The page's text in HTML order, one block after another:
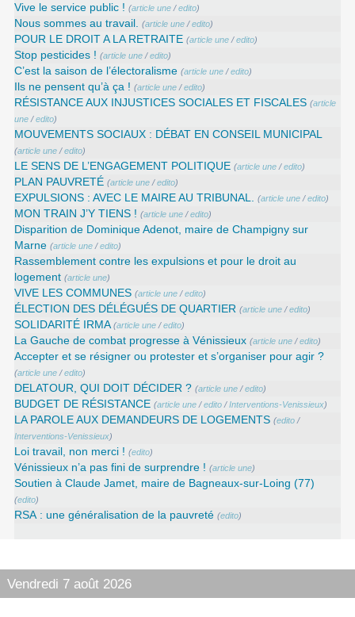
Vive le service public ! (article une /edito)
Nous sommes au travail. (article une /edito)
POUR LE DROIT A LA RETRAITE (article une /edito)
Stop pesticides ! (article une /edito)
C’est la saison de l’électoralisme (article une /edito)
Ils ne pensent qu’à ça ! (article une /edito)
RÉSISTANCE AUX INJUSTICES SOCIALES ET FISCALES (article
une /edito)
MOUVEMENTS SOCIAUX : DÉBAT EN CONSEIL MUNICIPAL
(article une /edito)
LE SENS DE L’ENGAGEMENT POLITIQUE (article une /edito)
PLAN PAUVRETÉ (article une /edito)
EXPULSIONS : AVEC LE MAIRE AU TRIBUNAL. (article une /edito)
MON TRAIN J’Y TIENS ! (article une /edito)
Disparition de Dominique Adenot, maire de Champigny sur
Marne (article une /edito)
Rassemblement contre les expulsions et pour le droit au
logement (article une)
VIVE LES COMMUNES (article une /edito)
ÉLECTION DES DÉLÉGUÉS DE QUARTIER (article une /edito)
SOLIDARITÉ IRMA (article une /edito)
La Gauche de combat progresse à Vénissieux (article une /edito)
Accepter et se résigner ou protester et s’organiser pour agir ?
(article une /edito)
DELATOUR, QUI DOIT DÉCIDER ? (article une /edito)
BUDGET DE RÉSISTANCE (article une /edito /Interventions-Venissieux)
LA PAROLE AUX DEMANDEURS DE LOGEMENTS (edito /
Interventions-Venissieux)
Loi travail, non merci ! (edito)
Vénissieux n’a pas fini de surprendre ! (article une)
Soutien à Claude Jamet, maire de Bagneaux-sur-Loing (77)
(edito)
RSA : une généralisation de la pauvreté (edito)
Vendredi 7 août 2026